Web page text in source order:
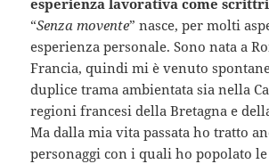
esperienza lavorativa come
“Senza movente” nasce, per molti
esperienza personale. Sono nata a
Francia, quindi mi è venuto
duplice trama ambientata sia nella
regioni francesi della Bretagna e
Ma dalla mia vita passata ho tratto
personaggi con i quali ho popolato